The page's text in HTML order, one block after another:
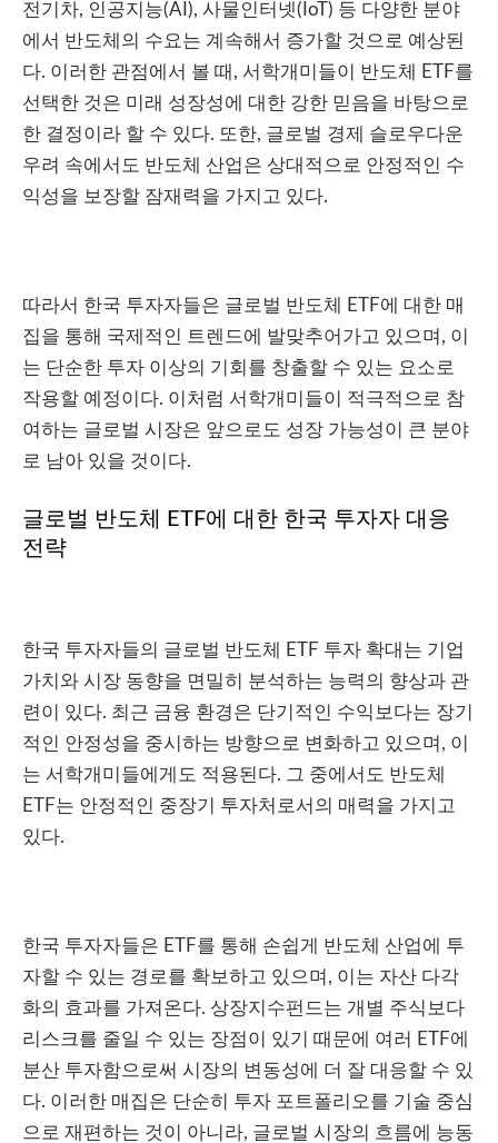
전기차, 인공지능(AI), 사물인터넷(IoT) 등 다양한 분야
에서 반도체의 수요는 계속해서 증가할 것으로 예상된
다. 이러한 관점에서 볼 때, 서학개미들이 반도체 ETF를
선택한 것은 미래 성장성에 대한 강한 믿음을 바탕으로
한 결정이라 할 수 있다. 또한, 글로벌 경제 슬로우다운
우려 속에서도 반도체 산업은 상대적으로 안정적인 수
익성을 보장할 잠재력을 가지고 있다.
따라서 한국 투자자들은 글로벌 반도체 ETF에 대한 매
집을 통해 국제적인 트렌드에 발맞추어가고 있으며, 이
는 단순한 투자 이상의 기회를 창출할 수 있는 요소로
작용할 예정이다. 이처럼 서학개미들이 적극적으로 참
여하는 글로벌 시장은 앞으로도 성장 가능성이 큰 분야
로 남아 있을 것이다.
글로벌 반도체 ETF에 대한 한국 투자자 대응
전략
한국 투자자들의 글로벌 반도체 ETF 투자 확대는 기업
가치와 시장 동향을 면밀히 분석하는 능력의 향상과 관
련이 있다. 최근 금융 환경은 단기적인 수익보다는 장기
적인 안정성을 중시하는 방향으로 변화하고 있으며, 이
는 서학개미들에게도 적용된다. 그 중에서도 반도체
ETF는 안정적인 중장기 투자처로서의 매력을 가지고
있다.
한국 투자자들은 ETF를 통해 손쉽게 반도체 산업에 투
자할 수 있는 경로를 확보하고 있으며, 이는 자산 다각
화의 효과를 가져온다. 상장지수펀드는 개별 주식보다
리스크를 줄일 수 있는 장점이 있기 때문에 여러 ETF에
분산 투자함으로써 시장의 변동성에 더 잘 대응할 수 있
다. 이러한 매집은 단순히 투자 포트폴리오를 기술 중심
으로 재편하는 것이 아니라, 글로벌 시장의 흐름에 능동